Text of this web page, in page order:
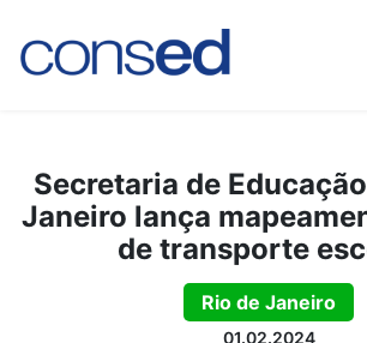
Secretaria de
Janeiro lança
de transporte
Rio de Janeiro
01.02.2024